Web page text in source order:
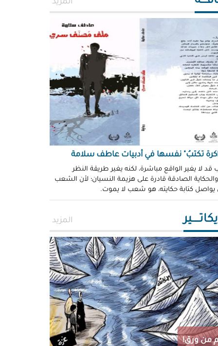
المزيد
تكتبُ" نفسها في أدبيات عاطف سلامة
قد لا يغير الواقع مباشرة، لكنه يغير طريقة النظر
والحكاية الصادقة قادرة على هزيمة النسيان؛ لأن الشعب
يواصل كتابة حكايته، هو شعب لا يموت.
المزيد
من ورق!